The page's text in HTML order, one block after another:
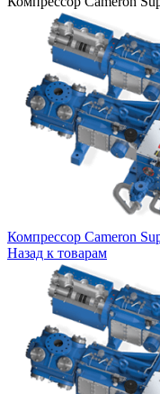
Компрессор Cameron
Назад к товарам